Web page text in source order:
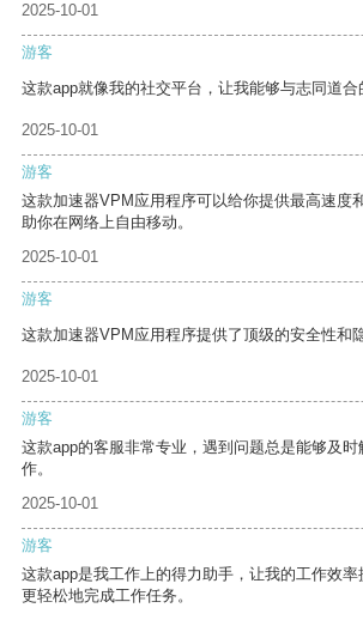
2025-10-01
游客
这款app就像我的社交平台，让我能够与志同道合
2025-10-01
游客
这款加速器VPM应用程序可以给你提供最高速度
助你在网络上自由移动。
2025-10-01
游客
这款加速器VPM应用程序提供了顶级的安全性和
2025-10-01
游客
这款app的客服非常专业，遇到问题总是能够及
作。
2025-10-01
游客
这款app是我工作上的得力助手，让我的工作效
更轻松地完成工作任务。